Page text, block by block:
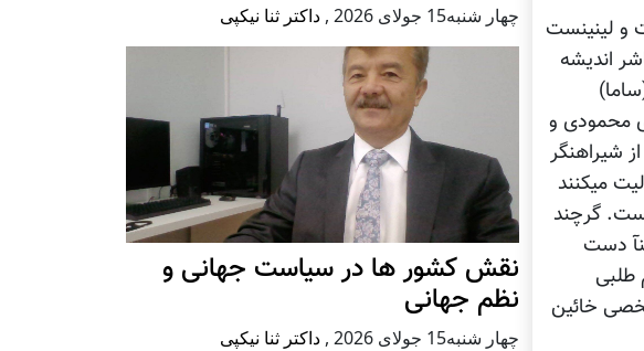
و لینینست
اندیشه
محمودی و
شیراهنگر
میکنند
گرچند
دست
طلبی
خائین
چهار شنبه15 جولای 2026 , داکتر ثنا نیکپی
نقش کشور ها در سیاست جهانی و
نظم جهانی
چهار شنبه15 جولای 2026 , داکتر ثنا نیکپی